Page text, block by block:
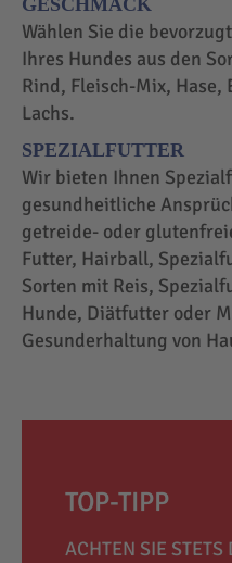
Wählen Sie die
Ihres Hundes aus den
Rind, Fleisch-Mix,
Lachs.
SPEZIALFUTTER
Wir bieten Ihnen
gesundheitliche
getreide- oder
Futter, Hairball,
Sorten mit Reis,
Hunde, Diätfutter oder
Gesunderhaltung von
TOP-TIPP
ACHTEN SIE STETS